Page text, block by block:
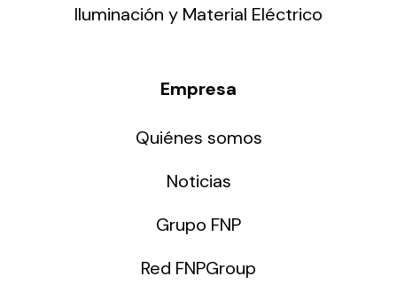
Iluminación y Material Eléctrico
Empresa
Quiénes somos
Noticias
Grupo FNP
Red FNPGroup